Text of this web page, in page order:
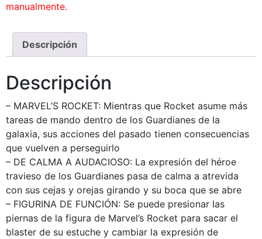
manualmente.
Descripción
Descripción
– MARVEL’S ROCKET: Mientras que Rocket asume más
tareas de mando dentro de los Guardianes de la
galaxia, sus acciones del pasado tienen consecuencias
que vuelven a perseguirlo
– DE CALMA A AUDACIOSO: La expresión del héroe
travieso de los Guardianes pasa de calma a atrevida
con sus cejas y orejas girando y su boca que se abre
– FIGURINA DE FUNCIÓN: Se puede presionar las
piernas de la figura de Marvel’s Rocket para sacar el
blaster de su estuche y cambiar la expresión de